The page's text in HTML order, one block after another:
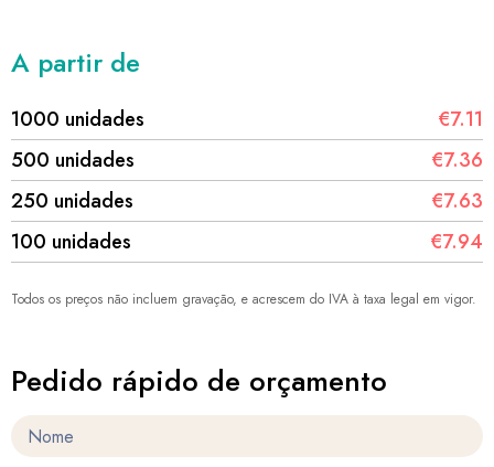
A partir de
1000 unidades
€7.11
500 unidades
€7.36
250 unidades
€7.63
100 unidades
€7.94
Todos os preços não incluem gravação, e acrescem do IVA à taxa legal em vigor.
Pedido rápido de orçamento